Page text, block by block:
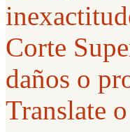
Corte
daños o
Translate